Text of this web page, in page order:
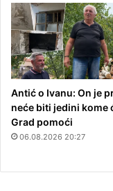
Antić o Ivanu: On je
neće biti jedini kome
Grad pomoći
06.08.2026 20:27